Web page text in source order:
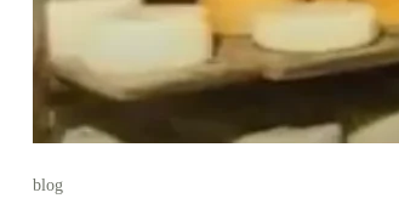
blog